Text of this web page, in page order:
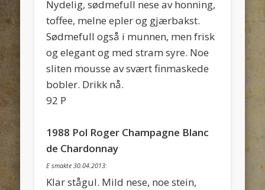
Nydelig, sødmefull nese av honning,
toffee, melne epler og gjærbakst.
Sødmefull også i munnen, men frisk
og elegant og med stram syre. Noe
sliten mousse av svært finmaskede
bobler. Drikk nå.
92 P
1988 Pol Roger Champagne Blanc
de Chardonnay
E smakte 30.04.2013:
Klar stågul. Mild nese, noe stein,